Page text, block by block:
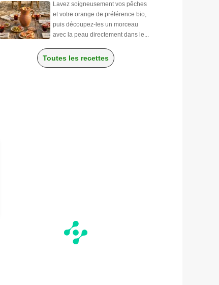
Lavez soigneusement vos pêches
et votre orange de préférence bio,
puis découpez-les un morceau
avec la peau directement dans le...
Toutes les recettes